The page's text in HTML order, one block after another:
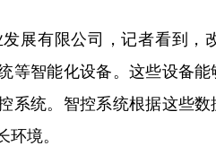
有限公司，记者看到，
等智能化设备。这些设备
系统。智控系统根据这些
境。